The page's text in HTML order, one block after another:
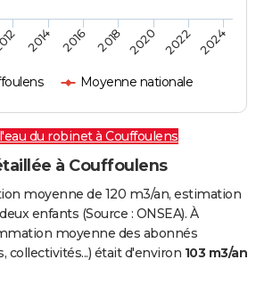
Moyenne nationale
2014 2016 2018 2020 2022 2024
du robinet à Couffoulens
à Couffoulens
moyenne de 120 m3/an, estimation
enfants (Source : ONSEA). À
moyenne des abonnés
collectivités...) était d'environ 103 m3/an